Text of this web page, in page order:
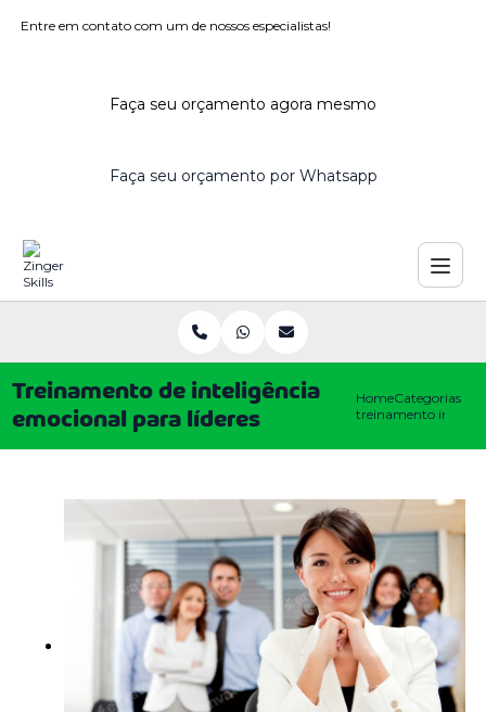
Entre em contato com um de nossos especialistas!
Faça seu orçamento agora mesmo
Faça seu orçamento por Whatsapp
HomeCategorias
treinamento
Treinamento de inteligência
emocional para líderes